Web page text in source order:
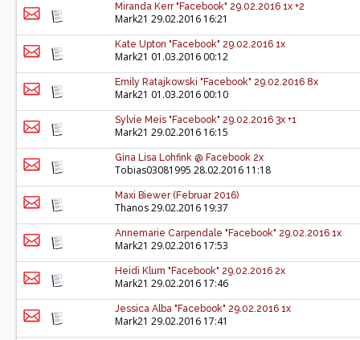
Miranda Kerr "Facebook" 29.02.2016 1x +2
Mark21 29.02.2016 16:21
Kate Upton "Facebook" 29.02.2016 1x
Mark21 01.03.2016 00:12
Emily Ratajkowski "Facebook" 29.02.2016 8x
Mark21 01.03.2016 00:10
Sylvie Meis "Facebook" 29.02.2016 3x +1
Mark21 29.02.2016 16:15
Gina Lisa Lohfink @ Facebook 2x
Tobias03081995 28.02.2016 11:18
Maxi Biewer (Februar 2016)
Thanos29.02.2016 19:37
Annemarie Carpendale "Facebook" 29.02.2016 1x
Mark21 29.02.2016 17:53
Heidi Klum "Facebook" 29.02.2016 2x
Mark21 29.02.2016 17:46
Jessica Alba "Facebook" 29.02.2016 1x
Mark21 29.02.2016 17:41